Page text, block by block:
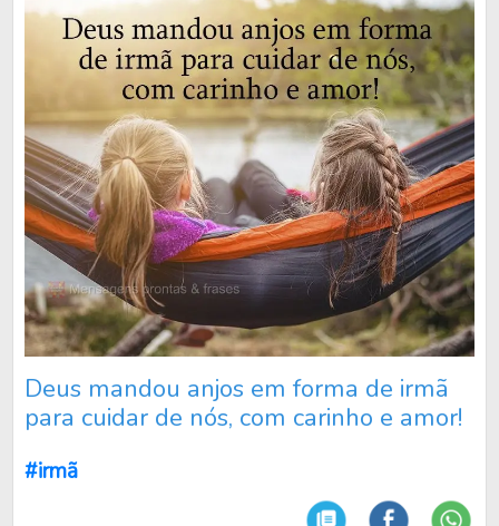
Deus mandou anjos em forma de irmã
para cuidar de nós, com carinho e amor!
#irmã